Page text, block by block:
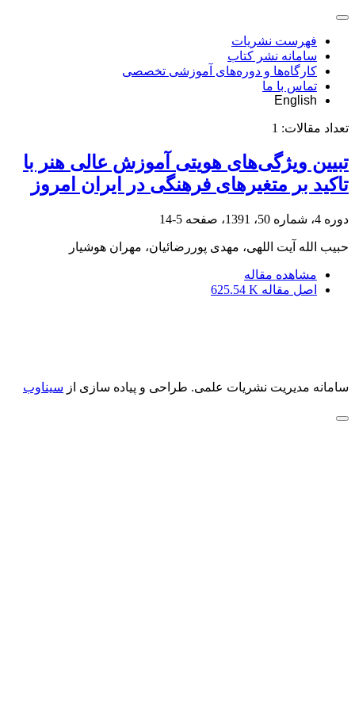
فهرست نشریات
سامانه نشر کتاب
کارگاه‌ها و دوره‌های آموزشی تخصصی
تماس با ما
English
تعداد مقالات: 1
تبیین ویژگی‌های هویتی آموزش عالی هنر با
تاکید بر متغیرهای فرهنگی در ایران امروز
دوره 4، شماره 50، 1391، صفحه 5-14
حبیب الله آیت اللهی، مهدی پوررضائیان، مهران هوشیار
مشاهده مقاله
اصل مقاله 625.54 K
سامانه مدیریت نشریات علمی. طراحی و پیاده سازی از سیناوب